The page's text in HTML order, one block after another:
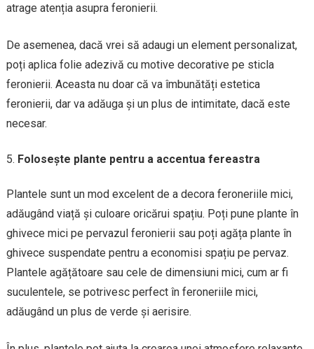
atrage atenția asupra feronierii.
De asemenea, dacă vrei să adaugi un element personalizat,
poți aplica folie adezivă cu motive decorative pe sticla
feronierii. Aceasta nu doar că va îmbunătăți estetica
feronierii, dar va adăuga și un plus de intimitate, dacă este
necesar.
Folosește plante pentru a accentua fereastra
Plantele sunt un mod excelent de a decora feroneriile mici,
adăugând viață și culoare oricărui spațiu. Poți pune plante în
ghivece mici pe pervazul feronierii sau poți agăța plante în
ghivece suspendate pentru a economisi spațiu pe pervaz.
Plantele agățătoare sau cele de dimensiuni mici, cum ar fi
suculentele, se potrivesc perfect în feroneriile mici,
adăugând un plus de verde și aerisire.